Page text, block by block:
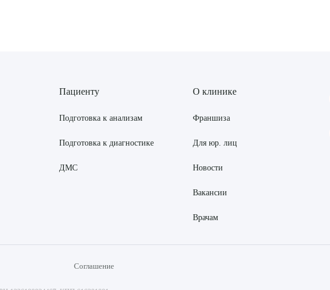
Пациенту
Подготовка к анализам
Подготовка к диагностике
ДМС
О клинике
Франшиза
Для юр. лиц
Новости
Вакансии
Врачам
Соглашение